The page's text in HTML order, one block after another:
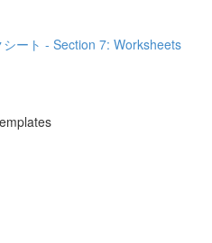
ート - Section 7: Worksheets